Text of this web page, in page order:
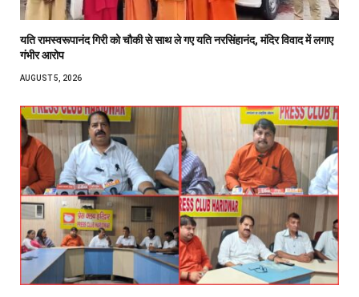
यति रामस्वरूपानंद गिरी को चौकी से साथ ले गए यति नरसिंहानंद, मंदिर विवाद में लगाए
गंभीर आरोप
AUGUST 5, 2026